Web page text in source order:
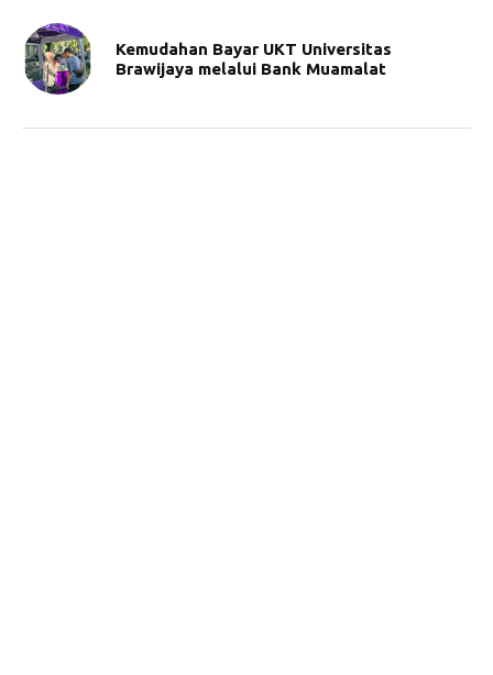
Kemudahan Bayar UKT Universitas
Brawijaya melalui Bank Muamalat